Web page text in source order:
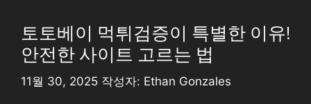
토토베이 먹튀검증이 특별한 이유!
안전한 사이트 고르는 법
11월 30, 2025 작성자: Ethan Gonzales